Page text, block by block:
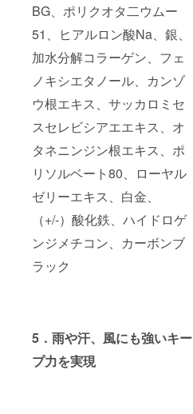
BG、ポリクオタ二ウムー
51、ヒアルロン酸Na、銀、
加水分解コラーゲン、フェ
ノキシエタノール、カンゾ
ウ根エキス、サッカロミセ
スセレビシアエエキス、オ
タネニンジン根エキス、ポ
リソルベート80、ローヤル
ゼリーエキス、白金、
（+/-）酸化鉄、ハイドロゲ
ンジメチコン、カーボンブ
ラック
5．雨や汗、風にも強いキー
プ力を実現